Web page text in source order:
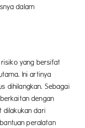
dalam
yang bersifat
Ini artinya
dihilangkan. Sebagai
dengan
dilakukan dari
peralatan